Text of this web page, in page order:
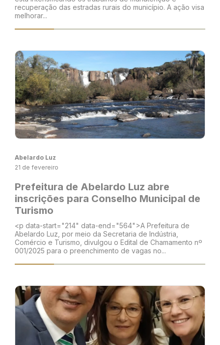
recuperação das estradas rurais do município. A ação visa
melhorar...
Abelardo Luz
21 de fevereiro
Prefeitura de Abelardo Luz abre
inscrições para Conselho Municipal de
Turismo
<p data-start="214" data-end="564">A Prefeitura de
Abelardo Luz, por meio da Secretaria de Indústria,
Comércio e Turismo, divulgou o Edital de Chamamento nº
001/2025 para o preenchimento de vagas no...